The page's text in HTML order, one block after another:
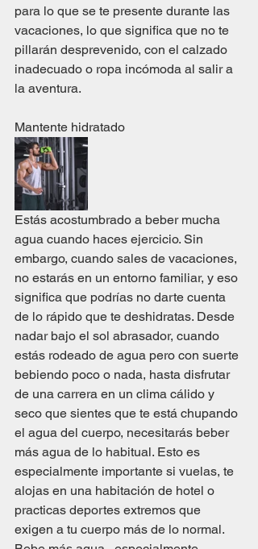
para lo que se te presente durante las
vacaciones, lo que significa que no te
pillarán desprevenido, con el calzado
inadecuado o ropa incómoda al salir a
la aventura.
Mantente hidratado
Estás acostumbrado a beber mucha
agua cuando haces ejercicio. Sin
embargo, cuando sales de vacaciones,
no estarás en un entorno familiar, y eso
significa que podrías no darte cuenta
de lo rápido que te deshidratas. Desde
nadar bajo el sol abrasador, cuando
estás rodeado de agua pero con suerte
bebiendo poco o nada, hasta disfrutar
de una carrera en un clima cálido y
seco que sientes que te está chupando
el agua del cuerpo, necesitarás beber
más agua de lo habitual. Esto es
especialmente importante si vuelas, te
alojas en una habitación de hotel o
practicas deportes extremos que
exigen a tu cuerpo más de lo normal.